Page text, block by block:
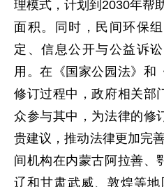
理模式，计划到2030年帮
面积。同时，民间环保
定、信息公开与公益诉
用。在《国家公园法》和
修订过程中，政府相关部
众参与其中，为法律的修
贵建议，推动法律更加完
间机构在内蒙古阿拉善、
辽和甘肃武威、敦煌等